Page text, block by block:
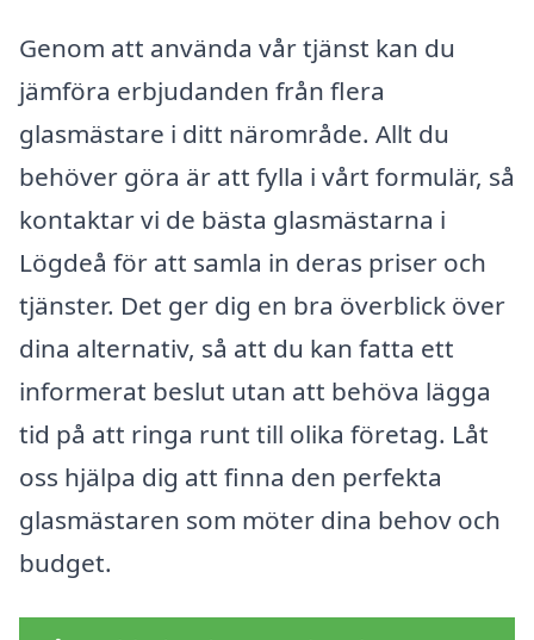
Genom att använda vår tjänst kan du
jämföra erbjudanden från flera
glasmästare i ditt närområde. Allt du
behöver göra är att fylla i vårt formulär, så
kontaktar vi de bästa glasmästarna i
Lögdeå för att samla in deras priser och
tjänster. Det ger dig en bra överblick över
dina alternativ, så att du kan fatta ett
informerat beslut utan att behöva lägga
tid på att ringa runt till olika företag. Låt
oss hjälpa dig att finna den perfekta
glasmästaren som möter dina behov och
budget.